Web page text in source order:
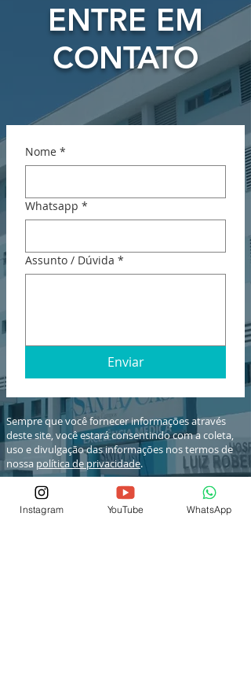
ENTRE EM
CONTATO
Nome *
Whatsapp *
Assunto / Dúvida *
Enviar
Sempre que você fornecer informações através
deste site, você estará consentindo com a coleta,
uso e divulgação das informações nos termos de
nossa política de privacidade.
Instagram YouTube WhatsApp